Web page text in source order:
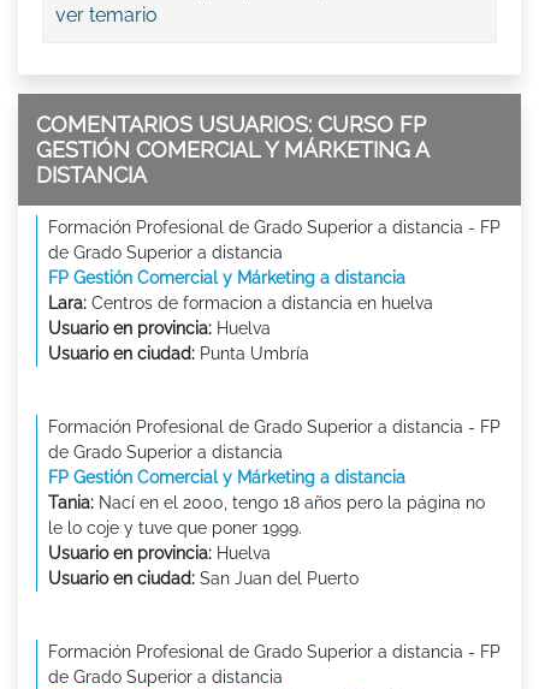
ver temario
COMENTARIOS USUARIOS: CURSO FP
GESTIÓN COMERCIAL Y MÁRKETING A
DISTANCIA
Formación Profesional de Grado Superior a distancia - FP
de Grado Superior a distancia
FP Gestión Comercial y Márketing a distancia
Lara: Centros de formacion a distancia en huelva
Usuario en provincia: Huelva
Usuario en ciudad: Punta Umbría
Formación Profesional de Grado Superior a distancia - FP
de Grado Superior a distancia
FP Gestión Comercial y Márketing a distancia
Tania: Nací en el 2000, tengo 18 años pero la página no
le lo coje y tuve que poner 1999.
Usuario en provincia: Huelva
Usuario en ciudad: San Juan del Puerto
Formación Profesional de Grado Superior a distancia - FP
de Grado Superior a distancia